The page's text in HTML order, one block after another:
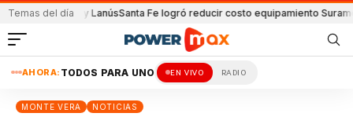
Temas del día
Unión y Lanús Santa Fe logró reducir costo equipamiento Suramericanos
AHORA: TODOS PARA UNO EN VIVO RADIO
MONTE VERA NOTICIAS